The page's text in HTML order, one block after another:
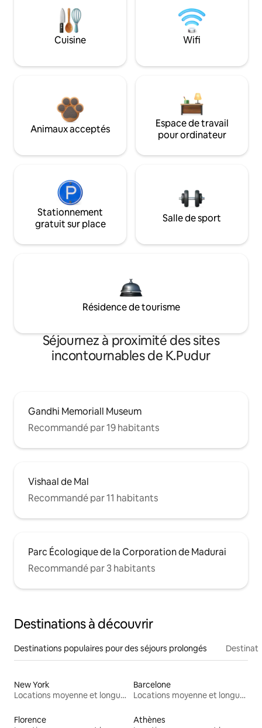
Cuisine Wifi
Animaux acceptés
Espace de travail
pour ordinateur
Stationnement
gratuit sur place
Salle de sport
Résidence de tourisme
Séjournez à proximité des sites
incontournables de K.Pudur
Gandhi Memoriall Museum
Recommandé par 19 habitants
Vishaal de Mal
Recommandé par 11 habitants
Parc Écologique de la Corporation de Madurai
Recommandé par 3 habitants
Destinations à découvrir
Destinations populaires pour des séjours prolongés
New York
Locations moyenne et longue durée
Barcelone
Locations moyenne et longue durée
Florence
Athènes